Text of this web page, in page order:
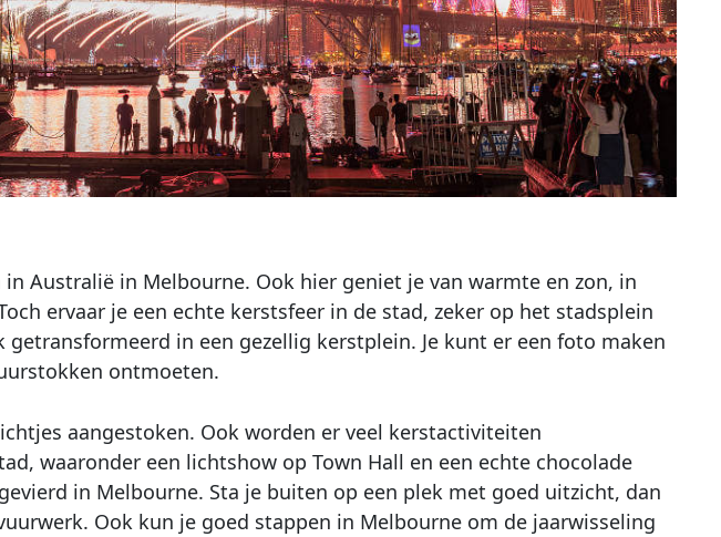
Australië in Melbourne. Ook hier geniet je van warmte en zon, in
ervaar je een echte kerstsfeer in de stad, zeker op het stadsplein
in een gezellig kerstplein. Je kunt er een foto maken
ontmoeten.
aangestoken. Ook worden er veel kerstactiviteiten
waaronder een lichtshow op Town Hall en een echte chocolade
in Melbourne. Sta je buiten op een plek met goed uitzicht, dan
Ook kun je goed stappen in Melbourne om de jaarwisseling